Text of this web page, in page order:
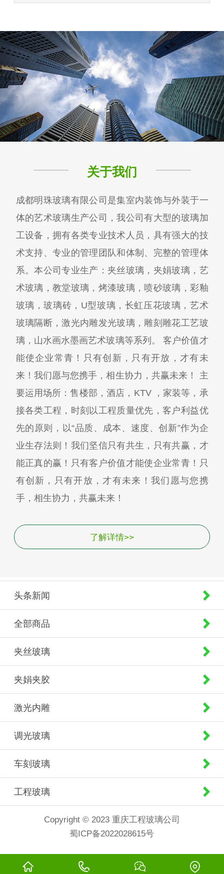
关于我们
成都明珠玻璃有限公司是集室内装饰与外装于一
体的艺术玻璃生产公司，我公司有大型的玻璃加
工设备，拥有各类专业技术人员，具有强大的技
术支持、专业的管理团队和体制、完整的管理体
系。本公司专业生产：夹丝玻璃，夹娟玻璃，艺
术玻璃，教堂玻璃，烤漆玻璃，喷砂玻璃，彩釉
玻璃，玻璃砖，U型玻璃，长虹压花玻璃，艺术
玻璃隔断，激光内雕发光玻璃，雕刻雕花工艺玻
璃，山水画水墨画艺术玻璃等系列。 客户价值才
能使企业常青！只有创新，只有开放，才有未
来！我们愿与您携手，相生协力，共赢未来！ 主
要运用场所：售楼部，酒店，KTV ，家装等，承
接各类工程，时刻以工程质量优先，客户利益优
先的原则，以“品质、成本、速度、创新”作为企
业生存法则！我们坚信只有共生，只有共赢，才
能正真的赢！只有客户价值才能使企业常青！只
有创新，只有开放，才有未来！我们愿与您携
手，相生协力，共赢未来！
了解详情>>
头条新闻
全部商品
夹丝玻璃
夹娟夹胶
激光内雕
调光玻璃
车刻玻璃
工程玻璃
Copyright © 2023 重庆工程玻璃公司
蜀ICP备2022028615号